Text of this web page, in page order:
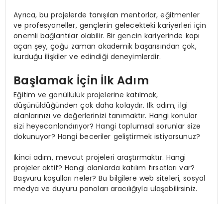
Ayrıca, bu projelerde tanışılan mentorlar, eğitmenler
ve profesyoneller, gençlerin gelecekteki kariyerleri için
önemli bağlantılar olabilir. Bir gencin kariyerinde kapı
açan şey, çoğu zaman akademik başarısından çok,
kurduğu ilişkiler ve edindiği deneyimlerdir.
Başlamak İçin İlk Adım
Eğitim ve gönüllülük projelerine katılmak,
düşünüldüğünden çok daha kolaydır. İlk adım, ilgi
alanlarınızı ve değerlerinizi tanımaktır. Hangi konular
sizi heyecanlandırıyor? Hangi toplumsal sorunlar size
dokunuyor? Hangi beceriler geliştirmek istiyorsunuz?
İkinci adım, mevcut projeleri araştırmaktır. Hangi
projeler aktif? Hangi alanlarda katılım fırsatları var?
Başvuru koşulları neler? Bu bilgilere web siteleri, sosyal
medya ve duyuru panoları aracılığıyla ulaşabilirsiniz.